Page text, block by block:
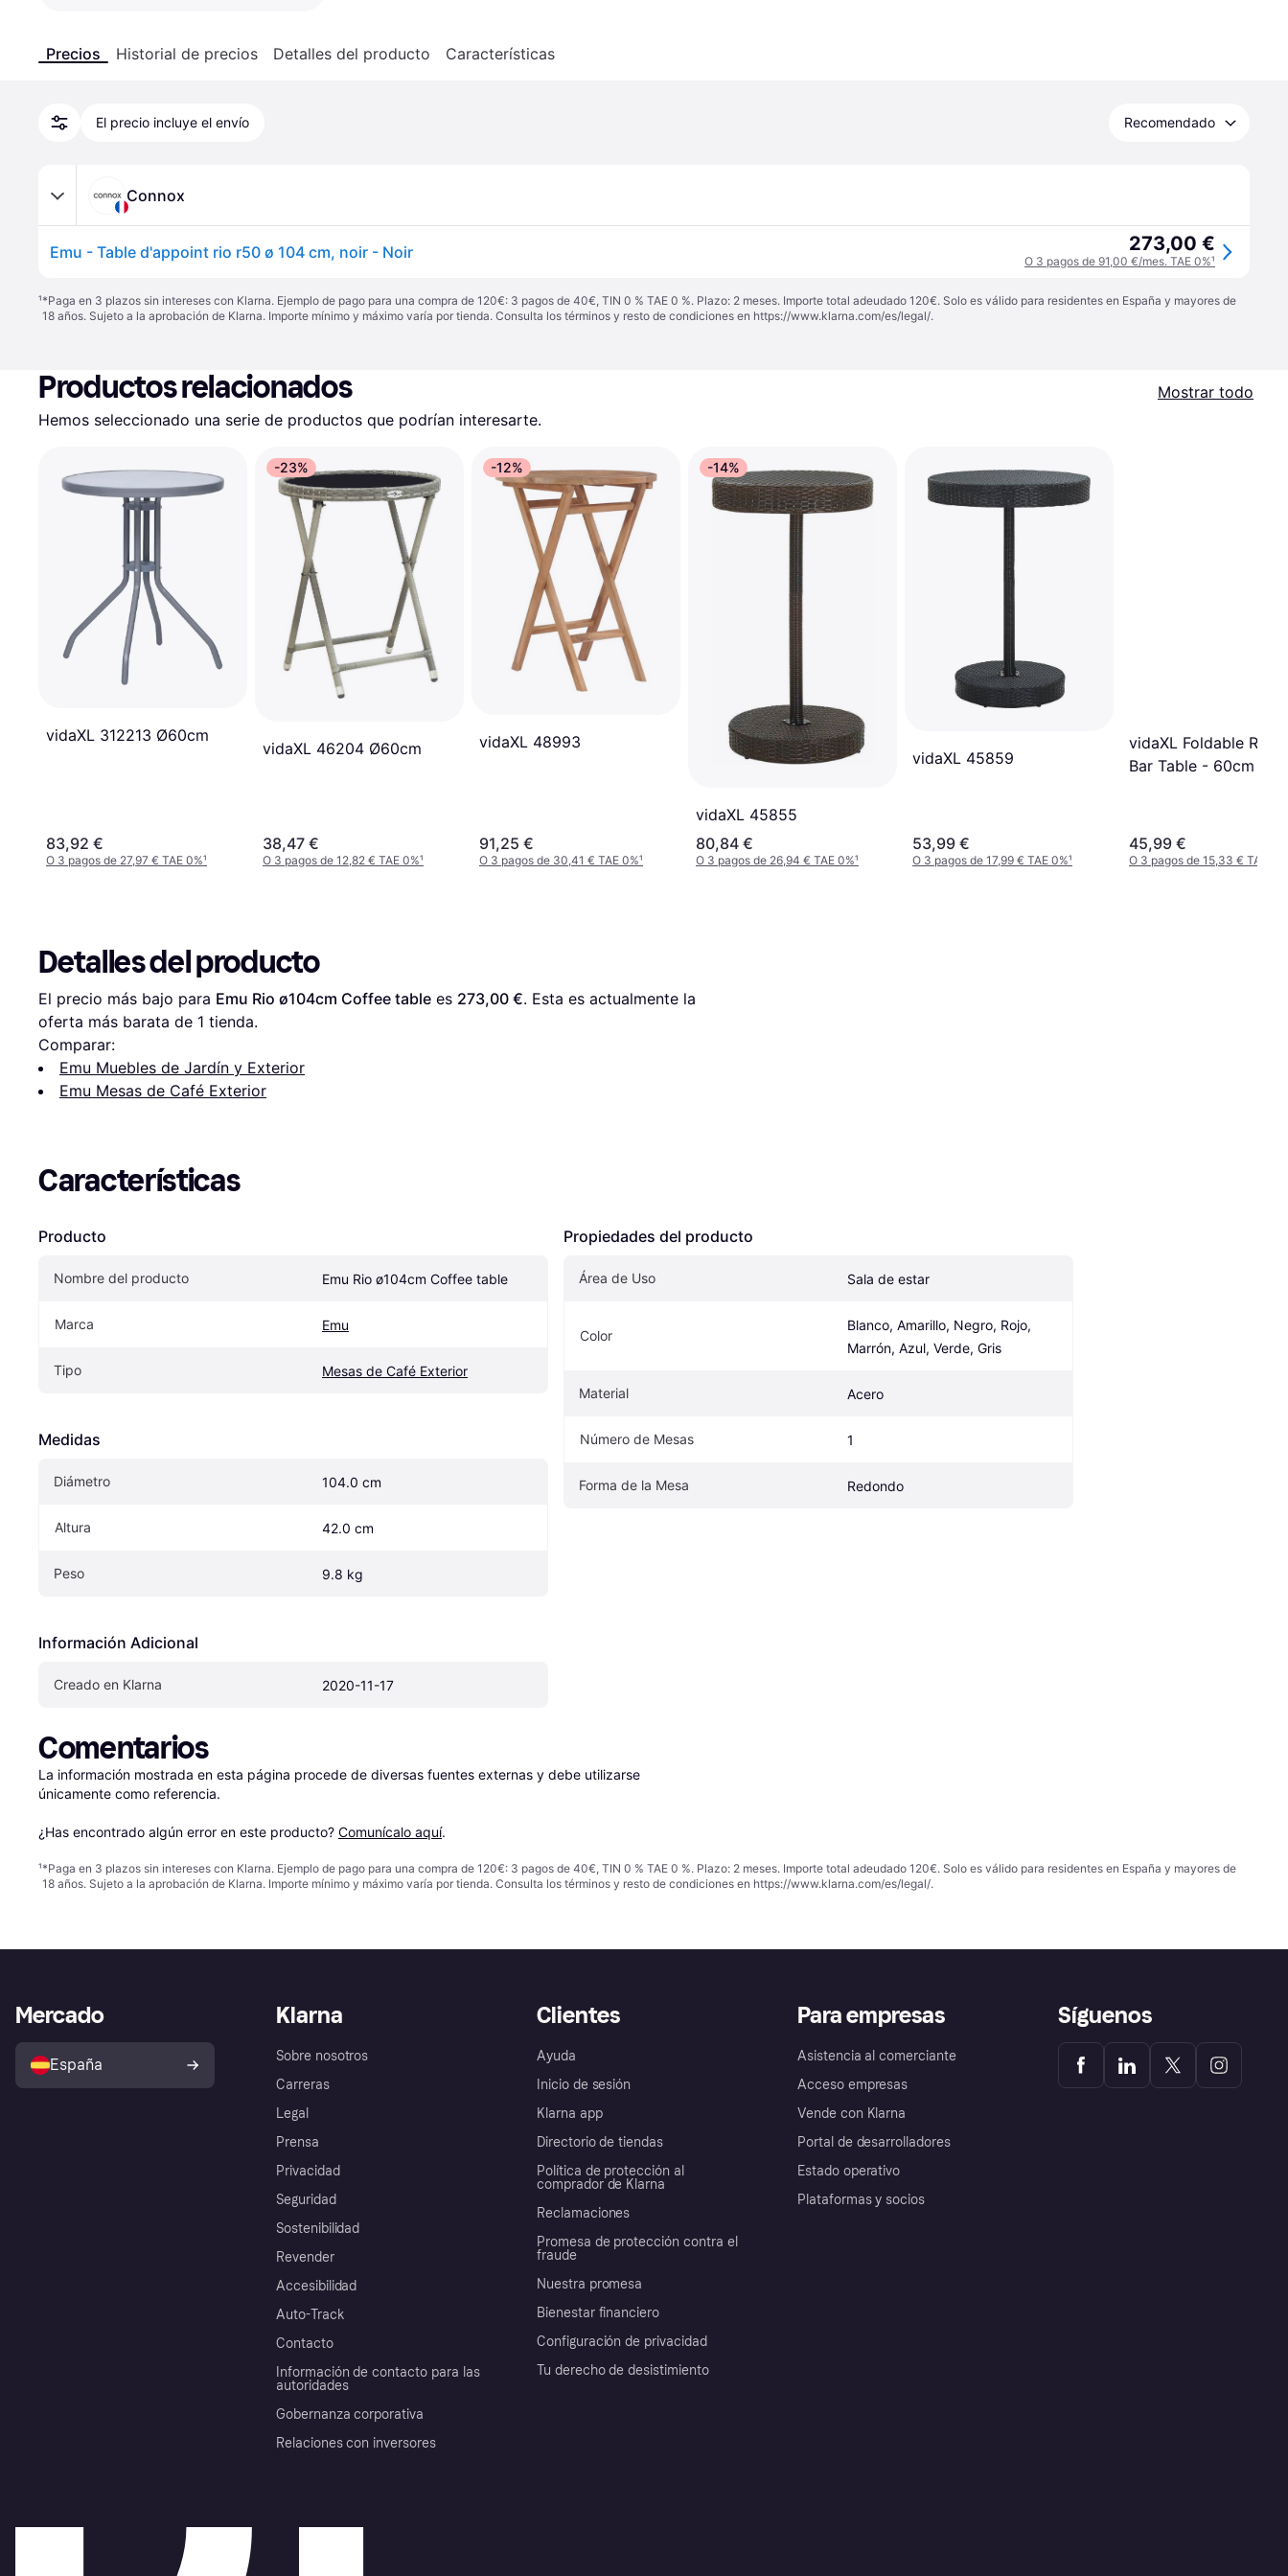
Precios Historial de precios Detalles del producto Características
El precio incluye el envío Recomendado
Connox
Emu - Table d'appoint rio r50 ø 104 cm, noir - Noir 273,00 €
O 3 pagos de 91,00 €/mes. TAE 0%¹
¹*Paga en 3 plazos sin intereses con Klarna. Ejemplo de pago para una compra de 120€: 3 pagos de 40€, TIN 0 % TAE 0 %. Plazo: 2 meses. Importe total adeudado 120€. Solo es válido para residentes en España y mayores de
18 años. Sujeto a la aprobación de Klarna. Importe mínimo y máximo varía por tienda. Consulta los términos y resto de condiciones en https://www.klarna.com/es/legal/.
Productos relacionados
Mostrar todo
Hemos seleccionado una serie de productos que podrían interesarte.
vidaXL 312213 Ø60cm
83,92 €
O 3 pagos de 27,97 € TAE 0%¹
-23%
vidaXL 46204 Ø60cm
38,47 €
O 3 pagos de 12,82 € TAE 0%¹
-12%
vidaXL 48993
91,25 €
O 3 pagos de 30,41 € TAE 0%¹
-14%
vidaXL 45855
80,84 €
O 3 pagos de 26,94 € TAE 0%¹
vidaXL 45859
53,99 €
O 3 pagos de 17,99 € TAE 0%¹
vidaXL Foldable
Bar Table - 60cm
45,99 €
O 3 pagos de 15,33 € TAE 0%
Detalles del producto
El precio más bajo para Emu Rio ø104cm Coffee table es 273,00 €. Esta es actualmente la
oferta más barata de 1 tienda.
Comparar:
Emu Muebles de Jardín y Exterior
Emu Mesas de Café Exterior
Características
Producto
Nombre del producto Emu Rio ø104cm Coffee table
Marca Emu
Tipo Mesas de Café Exterior
Medidas
Diámetro 104.0 cm
Altura 42.0 cm
Peso 9.8 kg
Información Adicional
Creado en Klarna 2020-11-17
Propiedades del producto
Área de Uso Sala de estar
Color
Blanco, Amarillo, Negro, Rojo,
Marrón, Azul, Verde, Gris
Material Acero
Número de Mesas 1
Forma de la Mesa Redondo
Comentarios
La información mostrada en esta página procede de diversas fuentes externas y debe utilizarse
únicamente como referencia.
¿Has encontrado algún error en este producto? Comunícalo aquí.
¹*Paga en 3 plazos sin intereses con Klarna. Ejemplo de pago para una compra de 120€: 3 pagos de 40€, TIN 0 % TAE 0 %. Plazo: 2 meses. Importe total adeudado 120€. Solo es válido para residentes en España y mayores de
18 años. Sujeto a la aprobación de Klarna. Importe mínimo y máximo varía por tienda. Consulta los términos y resto de condiciones en https://www.klarna.com/es/legal/.
Klarna
Sobre nosotros
Carreras
Legal
Prensa
Privacidad
Seguridad
Sostenibilidad
Revender
Accesibilidad
Auto-Track
Contacto
Información de contacto para las
autoridades
Gobernanza corporativa
Relaciones con inversores
Clientes
Ayuda
Inicio de sesión
Klarna app
Directorio de tiendas
Política de protección al
comprador de Klarna
Reclamaciones
Promesa de protección contra el
fraude
Nuestra promesa
Bienestar financiero
Configuración de privacidad
Tu derecho de desistimiento
Para empresas
Asistencia al comerciante
Acceso empresas
Vende con Klarna
Portal de desarrolladores
Estado operativo
Plataformas y socios
Mercado
España
Síguenos